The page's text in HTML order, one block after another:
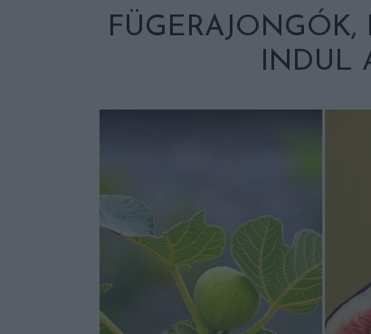
FÜGERAJONGÓK,
INDUL